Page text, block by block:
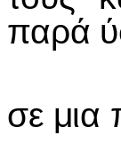
παρά
Η
σε μια